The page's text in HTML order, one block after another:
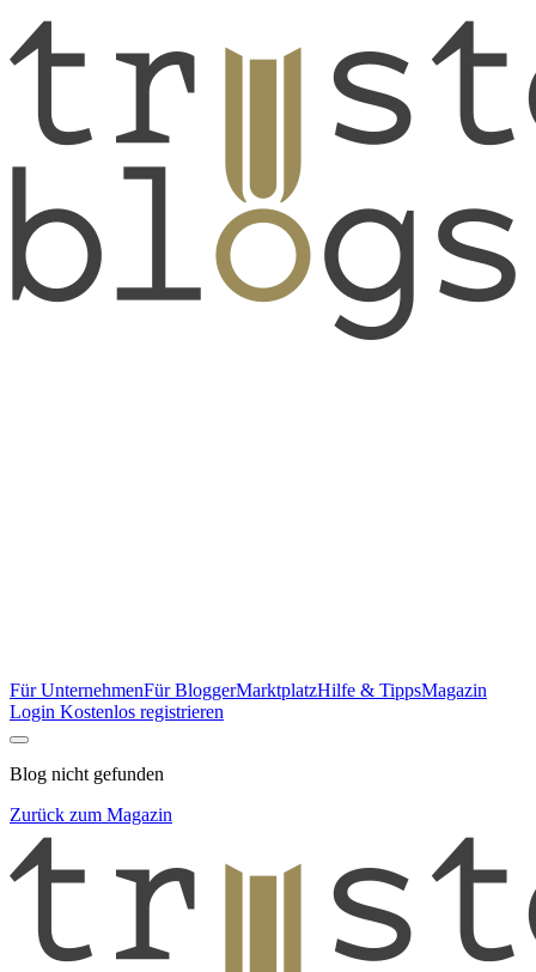
Für UnternehmenFür BloggerMarktplatzHilfe & TippsMagazin
Login Kostenlos registrieren
Blog nicht gefunden
Zurück zum Magazin